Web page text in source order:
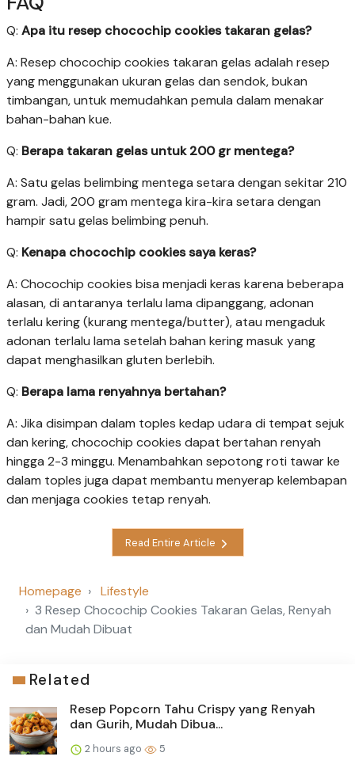
Q: Apa itu resep chocochip cookies takaran gelas?
A: Resep chocochip cookies takaran gelas adalah resep
yang menggunakan ukuran gelas dan sendok, bukan
timbangan, untuk memudahkan pemula dalam menakar
bahan-bahan kue.
Q: Berapa takaran gelas untuk 200 gr mentega?
A: Satu gelas belimbing mentega setara dengan sekitar 210
gram. Jadi, 200 gram mentega kira-kira setara dengan
hampir satu gelas belimbing penuh.
Q: Kenapa chocochip cookies saya keras?
A: Chocochip cookies bisa menjadi keras karena beberapa
alasan, di antaranya terlalu lama dipanggang, adonan
terlalu kering (kurang mentega/butter), atau mengaduk
adonan terlalu lama setelah bahan kering masuk yang
dapat menghasilkan gluten berlebih.
Q: Berapa lama renyahnya bertahan?
A: Jika disimpan dalam toples kedap udara di tempat sejuk
dan kering, chocochip cookies dapat bertahan renyah
hingga 2-3 minggu. Menambahkan sepotong roti tawar ke
dalam toples juga dapat membantu menyerap kelembapan
dan menjaga cookies tetap renyah.
Read Entire Article
Homepage
Lifestyle
3 Resep Chocochip Cookies Takaran Gelas, Renyah
dan Mudah Dibuat
Related
Resep Popcorn Tahu Crispy yang Renyah
dan Gurih, Mudah Dibua...
2 hours ago 5